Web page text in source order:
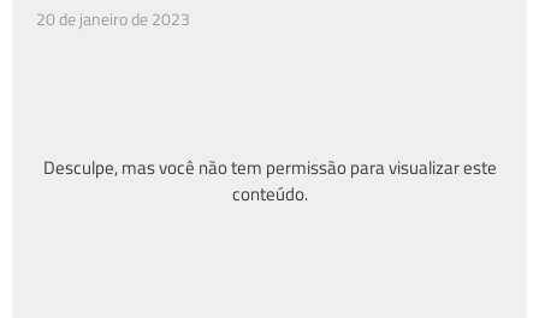
20 de janeiro de 2023
Desculpe, mas você não tem permissão para visualizar este
conteúdo.